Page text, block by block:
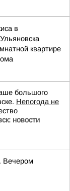
в
квартире
большого
Непогода не
новости
Вечером